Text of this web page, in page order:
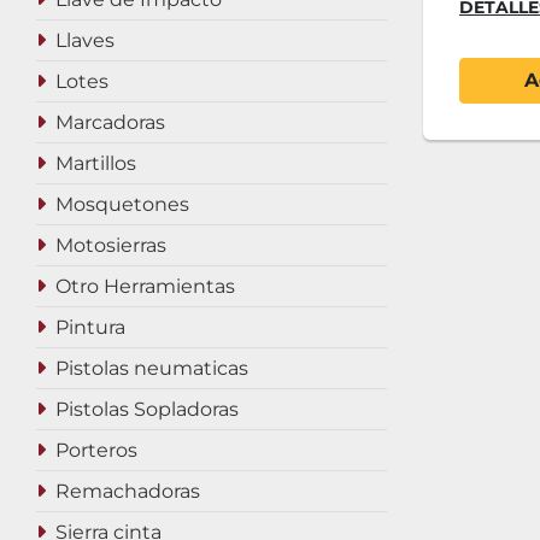
Llaves
Lotes
Marcadoras
Martillos
Mosquetones
Motosierras
Otro Herramientas
Pintura
Pistolas neumaticas
Pistolas Sopladoras
Porteros
Remachadoras
Sierra cinta